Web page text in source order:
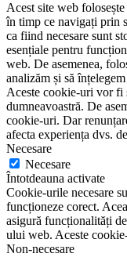
Acest site web
în timp ce navigați prin
ca fiind necesare sunt
esențiale pentru
web. De asemenea,
analizăm și să
Aceste cookie-uri vor fi
dumneavoastră. De
cookie-uri. Dar
afecta experiența dvs.
Necesare
Necesare
Întotdeauna activate
Cookie-urile necesare
funcționeze corect.
asigură funcționalități
ului web. Aceste
Non-necesare